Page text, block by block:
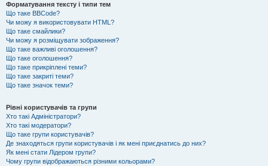
Форматування тексту і типи тем
Що таке BBCode?
Чи можу я використовувати HTML?
Що таке смайлики?
Чи можу я розміщувати зображення?
Що таке важливі оголошення?
Що таке оголошення?
Що таке прикріплені теми?
Що таке закриті теми?
Що таке значок теми?
Рівні користувачів та групи
Хто такі Адміністратори?
Хто такі модератори?
Що таке групи користувачів?
Де знаходяться групи користувачів і як мені приєднатись до них?
Як мені стати Лідером групи?
Чому групи відображаються різними кольорами?